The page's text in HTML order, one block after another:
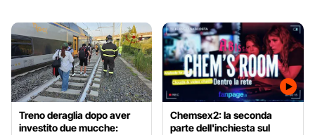
Treno deraglia dopo aver
investito due mucche:
Chemsex2: la seconda
parte dell'inchiesta sul